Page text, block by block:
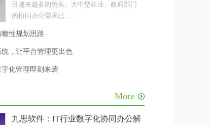
目越来越多的势头。大中型企业、政府部门
的协同办公需求已 . . .
性规划思路
，让平台管理更出色
化管理即刻来袭
More
九思软件：IT行业数字化协同办公解决方案